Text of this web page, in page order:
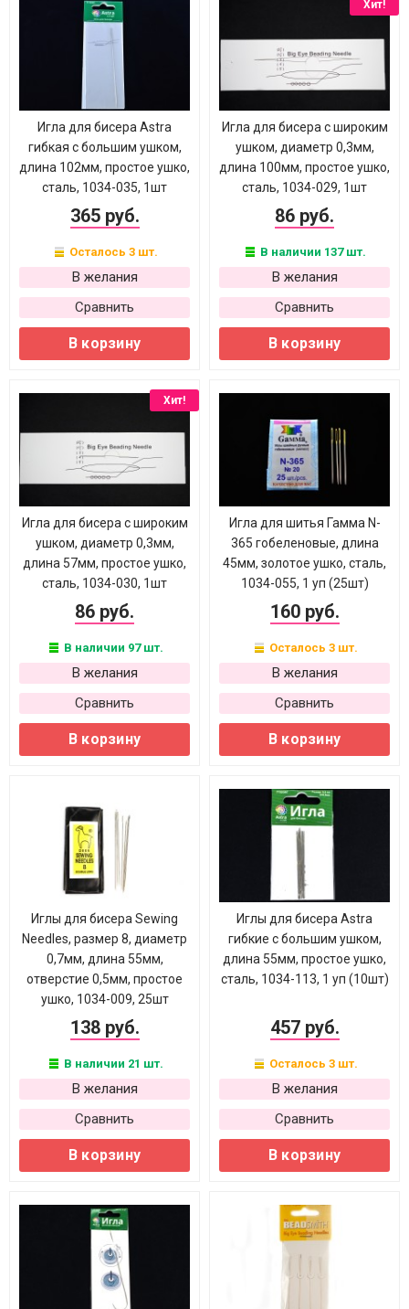
Игла для бисера Astra
гибкая с большим ушком,
длина 102мм, простое ушко,
сталь, 1034-035, 1шт
365 руб.
Осталось 3 шт.
В желания
Сравнить
В корзину
Хит!
Игла для бисера с широким
ушком, диаметр 0,3мм,
длина 100мм, простое ушко,
сталь, 1034-029, 1шт
86 руб.
В наличии 137 шт.
В желания
Сравнить
В корзину
Хит!
Игла для бисера с широким
ушком, диаметр 0,3мм,
длина 57мм, простое ушко,
сталь, 1034-030, 1шт
86 руб.
В наличии 97 шт.
В желания
Сравнить
В корзину
Игла для шитья Гамма N-
365 гобеленовые, длина
45мм, золотое ушко, сталь,
1034-055, 1 уп (25шт)
160 руб.
Осталось 3 шт.
В желания
Сравнить
В корзину
Иглы для бисера Sewing
Needles, размер 8, диаметр
0,7мм, длина 55мм,
отверстие 0,5мм, простое
ушко, 1034-009, 25шт
138 руб.
В наличии 21 шт.
В желания
Сравнить
В корзину
Иглы для бисера Astra
гибкие с большим ушком,
длина 55мм, простое ушко,
сталь, 1034-113, 1 уп (10шт)
457 руб.
Осталось 3 шт.
В желания
Сравнить
В корзину